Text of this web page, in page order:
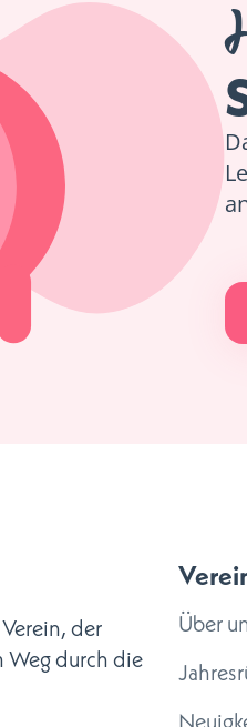
der
Weg durch die
Über